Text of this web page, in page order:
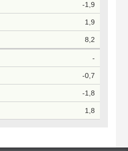
-1,9
1,9
8,2
-
-0,7
-1,8
1,8